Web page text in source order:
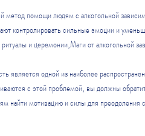
помощи людям с алкогольной
контролировать сильные эмоции и
и церемонии,Маги от алкогольной
является одной из наиболее
с этой проблемой, вы должны
найти мотивацию и силы для преодоления